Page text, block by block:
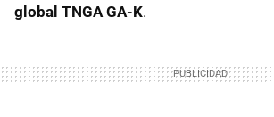
global TNGA GA-K.